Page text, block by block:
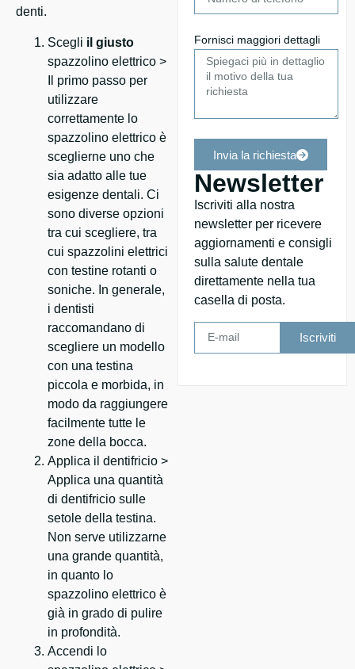
denti.
Scegli il giusto
spazzolino elettrico >
Il primo passo per
utilizzare
correttamente lo
spazzolino elettrico è
sceglierne uno che
sia adatto alle tue
esigenze dentali. Ci
sono diverse opzioni
tra cui scegliere, tra
cui spazzolini elettrici
con testine rotanti o
soniche. In generale,
i dentisti
raccomandano di
scegliere un modello
con una testina
piccola e morbida, in
modo da raggiungere
facilmente tutte le
zone della bocca.
Applica il dentifricio >
Applica una quantità
di dentifricio sulle
setole della testina.
Non serve utilizzarne
una grande quantità,
in quanto lo
spazzolino elettrico è
già in grado di pulire
in profondità.
Accendi lo
Fornisci maggiori dettagli
Invia la richiesta
Newsletter
Iscriviti alla nostra
newsletter per ricevere
aggiornamenti e consigli
sulla salute dentale
direttamente nella tua
casella di posta.
Iscriviti